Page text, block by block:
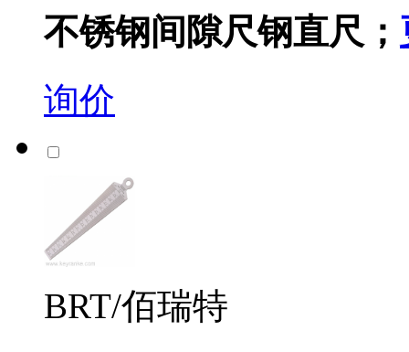
不锈钢间隙尺钢直尺；
询价
BRT/佰瑞特